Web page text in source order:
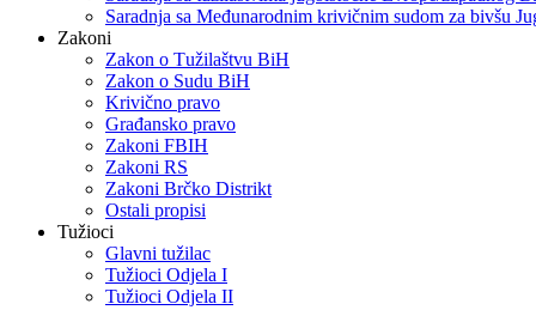
Saradnja sa Međunarodnim krivičnim sudom za bivšu
Zakoni
Zakon o Тužilaštvu BiH
Zakon o Sudu BiH
Krivično pravo
Građansko pravo
Zakoni FBIH
Zakoni RS
Zakoni Brčko Distrikt
Ostali propisi
Tužioci
Glavni tužilac
Tužioci Odjela I
Tužioci Odjela II